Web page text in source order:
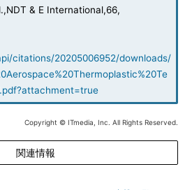
& E International,66,
citations/20205006952/downloads/
Copyright © ITmedia, Inc. All Rights Reserved.
関連情報